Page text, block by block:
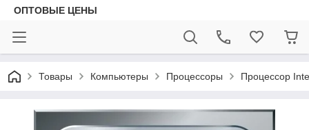
ОПТОВЫЕ ЦЕНЫ
Товары Компьютеры Процессоры Процессор